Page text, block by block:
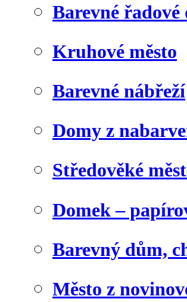
Barevné
Kruhové město
Barevné nábřeží
Domy z
Středověké
Domek –
Barevný dům,
Město z